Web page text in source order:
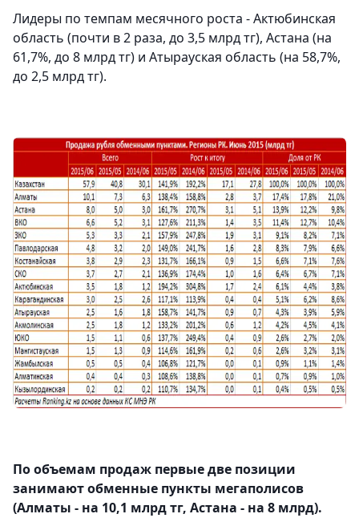
Лидеры по темпам месячного роста - Актюбинская
область (почти в 2 раза, до 3,5 млрд тг), Астана (на
61,7%, до 8 млрд тг) и Атырауская область (на 58,7%,
до 2,5 млрд тг).
По объемам продаж первые две позиции
занимают обменные пункты мегаполисов
(Алматы - на 10,1 млрд тг, Астана - на 8 млрд).